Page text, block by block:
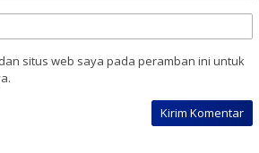
situs web saya pada peramban ini untuk